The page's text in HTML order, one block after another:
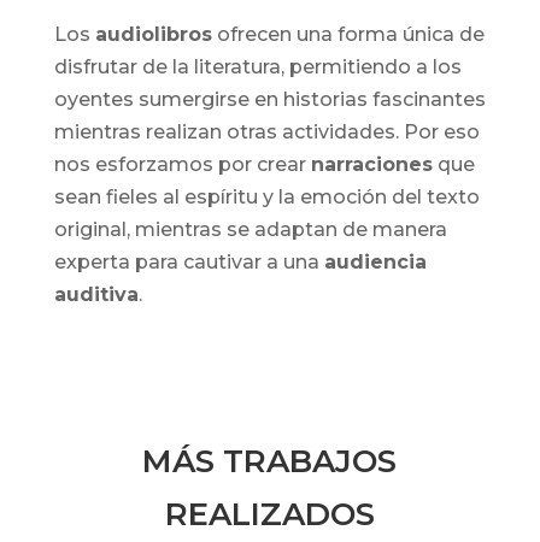
Los audiolibrosofrecen una forma única de
disfrutar de la literatura, permitiendo a los
oyentes sumergirse en historias fascinantes
mientras realizan otras actividades. Por eso
nos esforzamos por crear narracionesque
sean fieles al espíritu y la emoción del texto
original, mientras se adaptan de manera
experta para cautivar a una audiencia
auditiva.
MÁS TRABAJOS
REALIZADOS